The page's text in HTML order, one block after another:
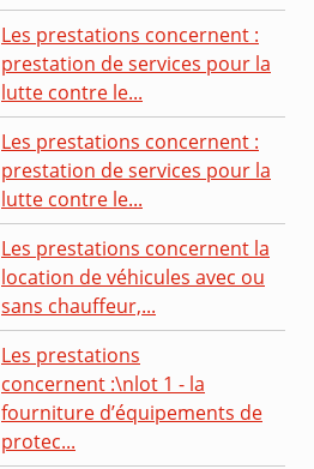
Les prestations concernent :
prestation de services pour la
lutte contre le...
Les prestations concernent :
prestation de services pour la
lutte contre le...
Les prestations concernent la
location de véhicules avec ou
sans chauffeur,...
Les prestations
concernent :\nlot 1 - la
fourniture d’équipements de
protec...